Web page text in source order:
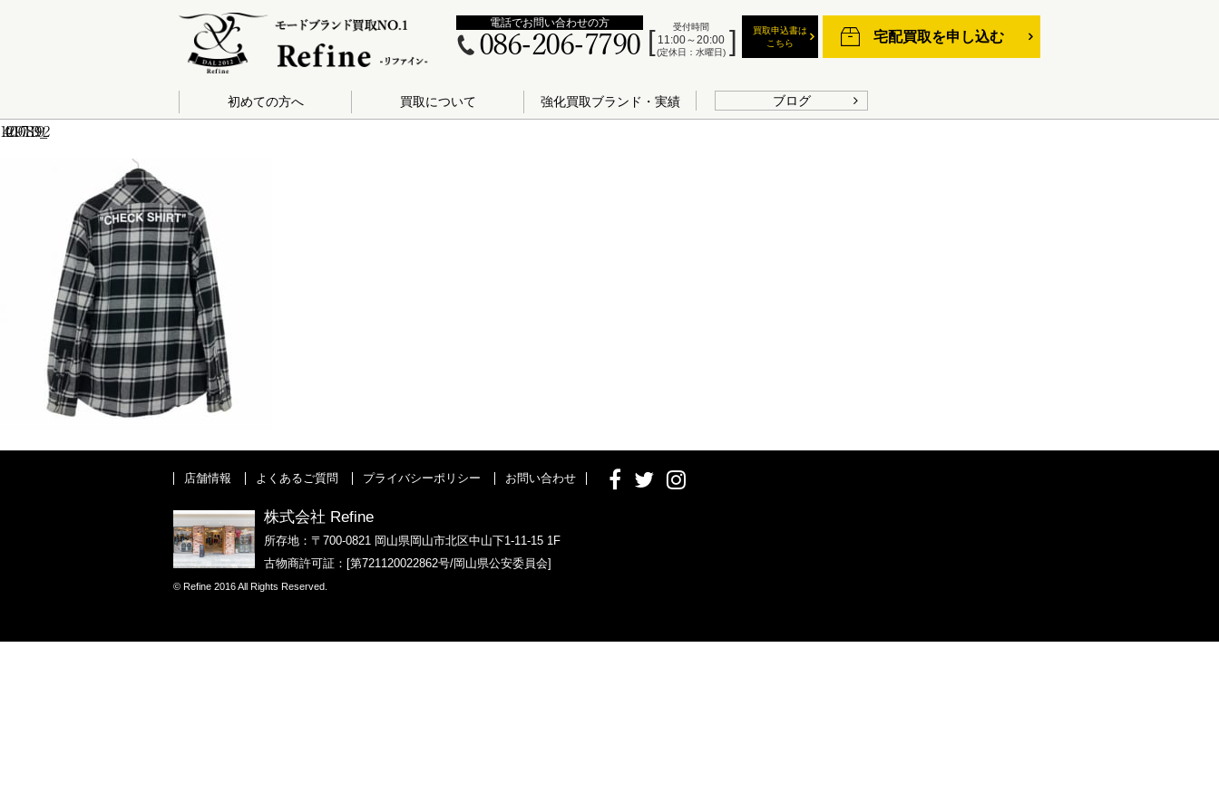
宅配買取を申し込む
買取申込書は
こちら
受付時間
11:00～20:00
(定休日：水曜日)
電話でお問い合わせの方
086-206-7790
初めての方へ 買取について 強化買取ブランド・実績 ブログ
140-201907181399_2
店舗情報 よくあるご質問 プライバシーポリシー お問い合わせ
株式会社 Refine
所存地：〒700-0821 岡山県岡山市北区中山下1-11-15 1F
古物商許可証：[第721120022862号/岡山県公安委員会]
© Refine 2016 All Rights Reserved.